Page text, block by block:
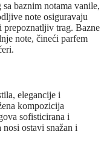
baznim notama vanile,
note osiguravaju
prepoznatljiv trag. Bazne
note, čineći parfem
elegancije i
kompozicija
sofisticirana i
ostavi snažan i